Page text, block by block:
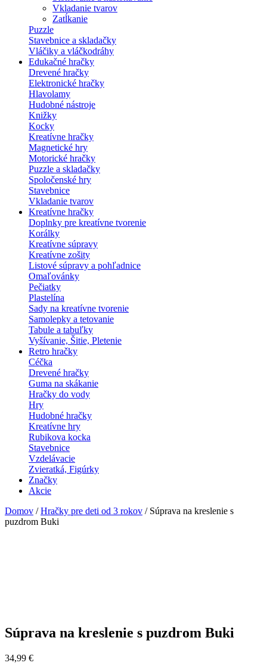
Vkladanie tvarov
Zatĺkanie
Puzzle
Stavebnice a skladačky
Vláčiky a vláčkodráhy
Edukačné hračky
Drevené hračky
Elektronické hračky
Hlavolamy
Hudobné nástroje
Knižky
Kocky
Kreatívne hračky
Magnetické hry
Motorické hračky
Puzzle a skladačky
Spoločenské hry
Stavebnice
Vkladanie tvarov
Kreatívne hračky
Doplnky pre kreatívne tvorenie
Korálky
Kreatívne súpravy
Kreatívne zošity
Listové súpravy a pohľadnice
Omaľovánky
Pečiatky
Plastelína
Sady na kreatívne tvorenie
Samolepky a tetovanie
Tabule a tabuľky
Vyšívanie, Šitie, Pletenie
Retro hračky
Céčka
Drevené hračky
Guma na skákanie
Hračky do vody
Hry
Hudobné hračky
Kreatívne hry
Rubikova kocka
Stavebnice
Vzdelávacie
Zvieratká, Figúrky
Značky
Akcie
Domov /Hračky pre deti od 3 rokov / Súprava na kreslenie s
puzdrom Buki
Súprava na kreslenie s puzdrom Buki
34,99 €